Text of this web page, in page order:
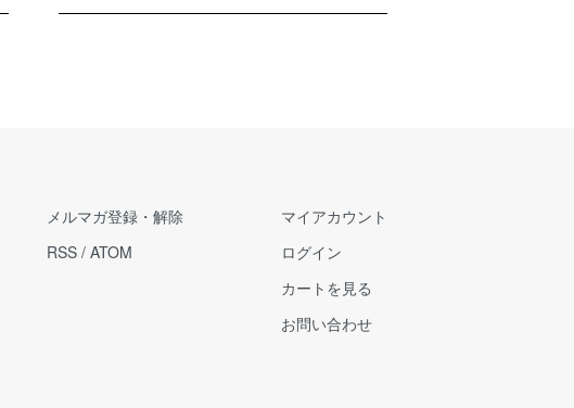
メルマガ登録・解除
RSS / ATOM
マイアカウント
ログイン
カートを見る
お問い合わせ